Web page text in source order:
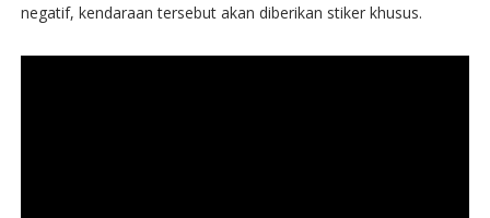
negatif, kendaraan tersebut akan diberikan stiker khusus.